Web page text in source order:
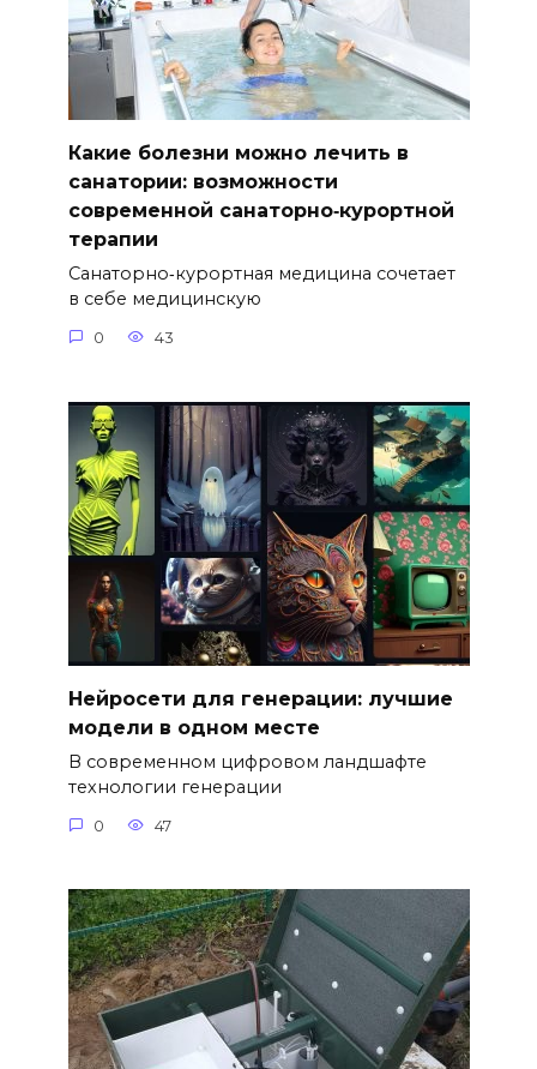
Какие болезни можно лечить в
санатории: возможности
современной санаторно‑курортной
терапии
Санаторно‑курортная медицина сочетает
в себе медицинскую
0 43
Нейросети для генерации: лучшие
модели в одном месте
В современном цифровом ландшафте
технологии генерации
0 47